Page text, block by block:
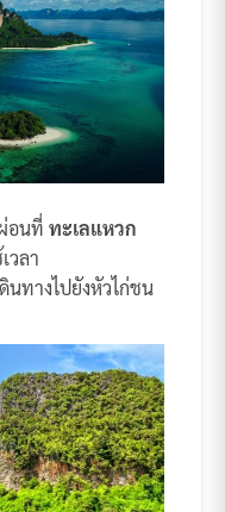
อนที่ ทะเลแหวก
วลา
ทางไปยังหัวไก่ชน